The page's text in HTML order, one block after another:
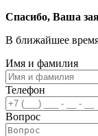
Спасибо, Ваша
В ближайшее
Имя и фамилия
Телефон
Вопрос